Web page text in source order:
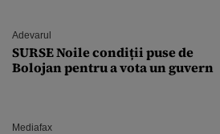
Adevarul
SURSE Noile condiții puse de
Bolojan pentru a vota un guvern
Mediafax